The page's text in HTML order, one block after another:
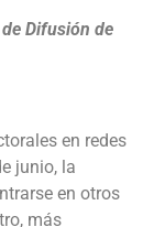
Difusión de
en redes
junio, la
en otros
más